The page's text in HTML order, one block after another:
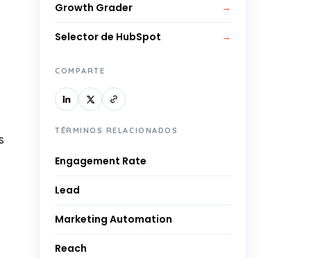
Growth Grader →
Selector de HubSpot →
COMPARTE
TÉRMINOS RELACIONADOS
Engagement Rate
Lead
Marketing Automation
Reach